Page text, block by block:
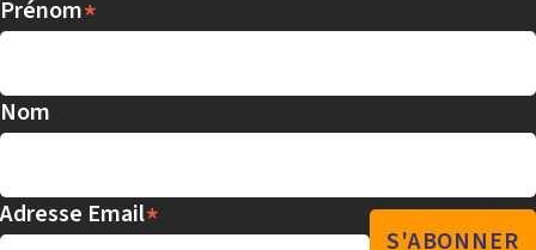
Prénom*
Nom
Adresse Email*